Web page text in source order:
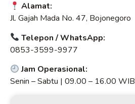
Alamat:
Jl. Gajah Mada No. 47, Bojonegoro
Telepon / WhatsApp:
0853-3599-9977
Jam Operasional:
Senin – Sabtu | 09.00 – 16.00 WIB